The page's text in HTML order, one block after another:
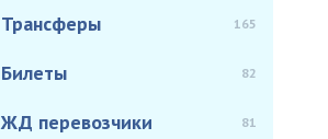
Трансферы 165
Билеты 82
ЖД перевозчики 81